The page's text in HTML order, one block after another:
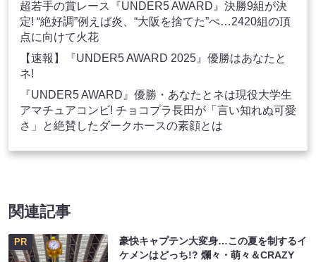
超若手の賞レース『UNDER5 AWARD』決勝9組が決
定! “絶好調”例えば炎、“大阪を捨てた”ぺ…2420組の頂
点に向けて火花
【速報】『UNDER5 AWARD 2025』優勝はあなたと
ネ!
『UNDER5 AWARD』優勝・あなたとネは現役大学生
アマチュアコンビ! チョコプラ長田が「言い知れぬ可愛
さ」と絶賛したダークホースの素顔とは
関連記事
PR
豪快キャプテン大変身…この夏を制するイ
ケメンはどっち!? 爛々・萌々＆CRAZY